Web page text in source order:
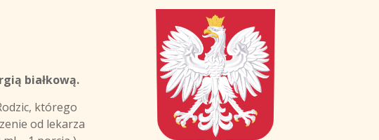
białkową.
którego
od lekarza